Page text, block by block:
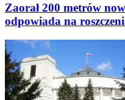
Zaorał 200 metrów
odpowiada na